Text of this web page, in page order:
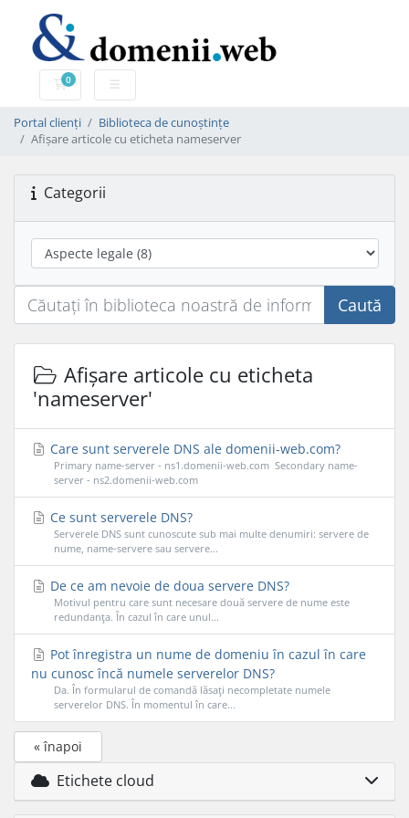
0
Coș de cumpărături
Portal clienți
Biblioteca de cunoștințe
Afișare articole cu eticheta nameserver
Categorii
Caută
Afișare articole cu eticheta
'nameserver'
Care sunt serverele DNS ale domenii-web.com?
Primary name-server - ns1.domenii-web.com Secondary name-
server - ns2.domenii-web.com
Ce sunt serverele DNS?
Serverele DNS sunt cunoscute sub mai multe denumiri: servere de
nume, name-servere sau servere...
De ce am nevoie de doua servere DNS?
Motivul pentru care sunt necesare două servere de nume este
redundanţa. În cazul în care unul...
Pot înregistra un nume de domeniu în cazul în care
nu cunosc încă numele serverelor DNS?
Da. În formularul de comandă lăsaţi necompletate numele
serverelor DNS. În momentul în care...
« înapoi
Etichete cloud